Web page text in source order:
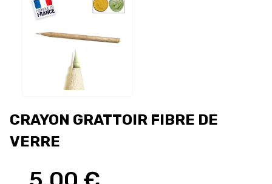
CRAYON GRATTOIR FIBRE DE
VERRE